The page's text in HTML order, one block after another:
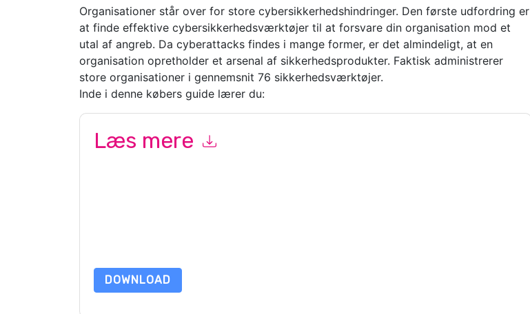
Organisationer står over for store cybersikkerhedshindringer. Den første udfordring er
at finde effektive cybersikkerhedsværktøjer til at forsvare din organisation mod et
utal af angreb. Da cyberattacks findes i mange former, er det almindeligt, at en
organisation opretholder et arsenal af sikkerhedsprodukter. Faktisk administrerer
store organisationer i gennemsnit 76 sikkerhedsværktøjer.
Inde i denne købers guide lærer du:
Læs mere
DOWNLOAD